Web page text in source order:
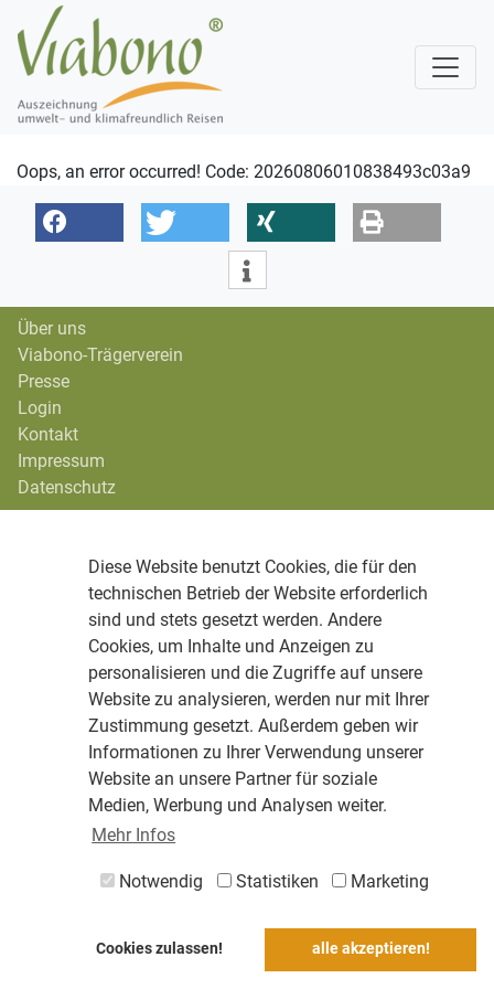
Diese Website benutzt Cookies, die für den
technischen Betrieb der Website erforderlich
sind und stets gesetzt werden. Andere
Cookies, um Inhalte und Anzeigen zu
personalisieren und die Zugriffe auf unsere
Website zu analysieren, werden nur mit Ihrer
Zustimmung gesetzt. Außerdem geben wir
Informationen zu Ihrer Verwendung unserer
Website an unsere Partner für soziale
Medien, Werbung und Analysen weiter.
Mehr Infos
Notwendig Statistiken Marketing
Cookies zulassen! alle akzeptieren!
Oops, an error occurred! Code: 20260806010838493c03a9
Über uns
Viabono-Trägerverein
Presse
Login
Kontakt
Impressum
Datenschutz